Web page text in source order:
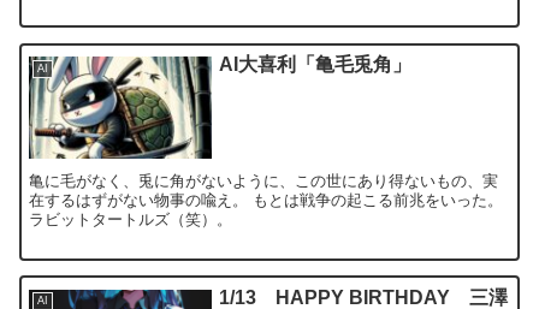
AI AI大喜利「亀毛兎角」
亀に毛がなく、兎に角がないように、この世にあり得ないもの、実
在するはずがない物事の喩え。 もとは戦争の起こる前兆をいった。
ラビットタートルズ（笑）。
AI
1/13 HAPPY BIRTHDAY 三澤